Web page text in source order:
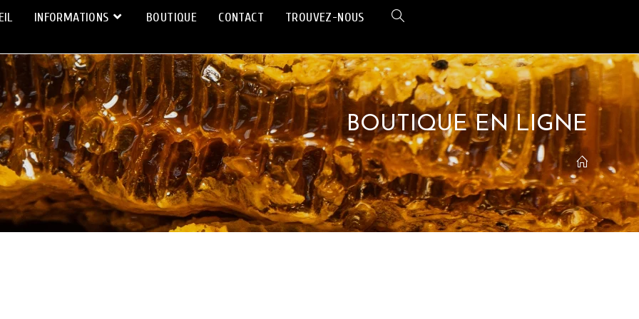
INFORMATIONS BOUTIQUE CONTACT TROUVEZ-NOUS
BOUTIQUE EN LIGNE